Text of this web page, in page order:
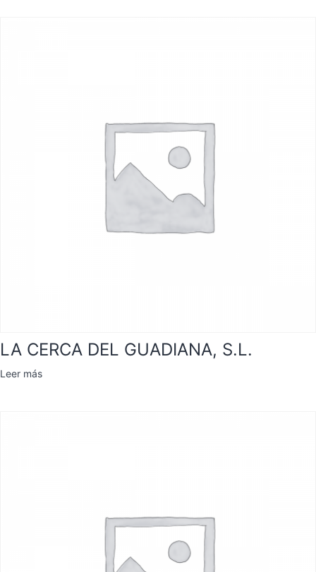
LA CERCA DEL GUADIANA, S.L.
Leer más